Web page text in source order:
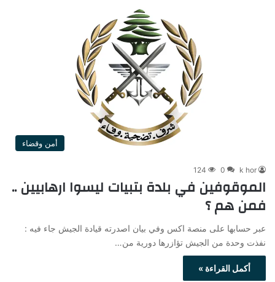
أمن وقضاء
k hor
0
124
الموقوفين في بلدة بتبيات ليسوا ارهابيين ..
فمن هم ؟
عبر حسابها على منصة اكس وفي بيان اصدرته قيادة الجيش جاء فيه :
نفذت وحدة من الجيش تؤازرها دورية من…
أكمل القراءة »